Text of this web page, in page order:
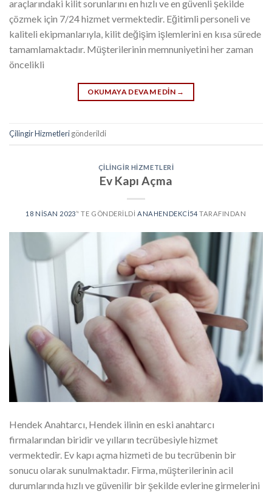
araçlarındaki kilit sorunlarını en hızlı ve en güvenli şekilde
çözmek için 7/24 hizmet vermektedir. Eğitimli personeli ve
kaliteli ekipmanlarıyla, kilit değişim işlemlerini en kısa sürede
tamamlamaktadır. Müşterilerinin memnuniyetini her zaman
öncelikli
OKUMAYA DEVAM EDIN →
Çilingir Hizmetlerigönderildi
ÇILINGIR HIZMETLERI
Ev Kapı Açma
18 NISAN 2023’' TE GÖNDERILDI ANAHENDEKCI54 TARAFINDAN
Hendek Anahtarcı, Hendek ilinin en eski anahtarcı
firmalarından biridir ve yılların tecrübesiyle hizmet
vermektedir. Ev kapı açma hizmeti de bu tecrübenin bir
sonucu olarak sunulmaktadır. Firma, müşterilerinin acil
durumlarında hızlı ve güvenilir bir şekilde evlerine girmelerini